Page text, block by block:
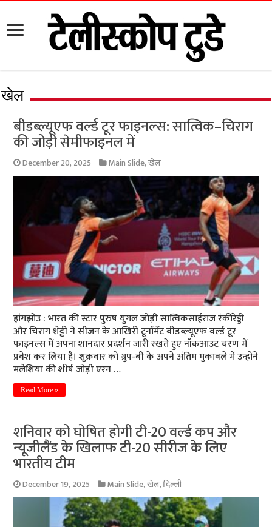
खेल
बीडब्ल्यूएफ वर्ल्ड टूर फाइनल्स: सात्विक–चिराग
की जोड़ी सेमीफाइनल में
December 20, 2025 Main Slide,खेल
हांगझोउ : भारत की स्टार पुरुष युगल जोड़ी सात्विकसाईराज रंकीरेड्डी
और चिराग शेट्टी ने सीजन के आखिरी टूर्नामेंट बीडब्ल्यूएफ वर्ल्ड टूर
फाइनल्स में अपना शानदार प्रदर्शन जारी रखते हुए नॉकआउट चरण में
प्रवेश कर लिया है। शुक्रवार को ग्रुप-बी के अपने अंतिम मुकाबले में उन्होंने
मलेशिया की शीर्ष जोड़ी एरन …
Read More »
शनिवार को घोषित होगी टी-20 वर्ल्ड कप और
न्यूजीलैंड के खिलाफ टी-20 सीरीज के लिए
भारतीय टीम
December 19, 2025 Main Slide,खेल,दिल्ली